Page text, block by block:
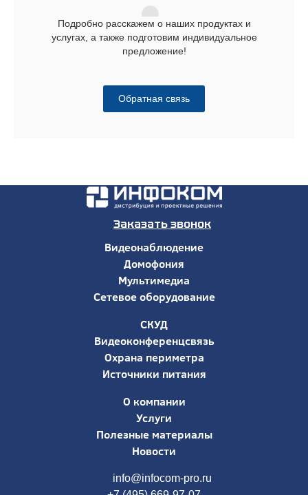
Подробно расскажем о наших продуктах и
услугах, а также подготовим индивидуальное
предложение!
Обратная связь
Заказать звонок
Видеонаблюдение
Домофония
Мультимедиа
Сетевое оборудование
СКУД
Видеоконференцсвязь
Охрана периметра
Источники питания
О компании
Услуги
Полезные материалы
Новости
info@infocom-pro.ru